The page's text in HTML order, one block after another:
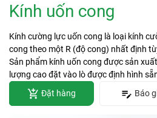
Kính uốn cong
Kính cường lực uốn cong là loại kính
cong theo một R (độ cong) nhất định
Sản phẩm kính uốn cong được sản
lượng cao đặt vào lò được định hình
Đặt hàng
Báo